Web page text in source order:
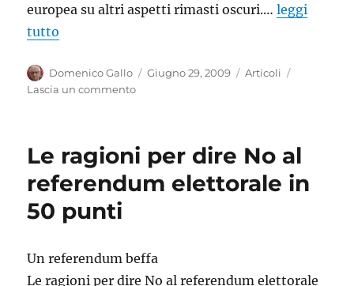
europea su altri aspetti rimasti oscuri.…leggi
tutto
Autore
Domenico Gallo
Pubblicato
Giugno 29, 2009 Categorie
Articoli
Lascia un commentosu
DELLE
LEGGI
RAZZIALI
Le ragioni per dire No al
referendum elettorale in
50 punti
Un referendum beffa
Le ragioni per dire No al referendum elettorale